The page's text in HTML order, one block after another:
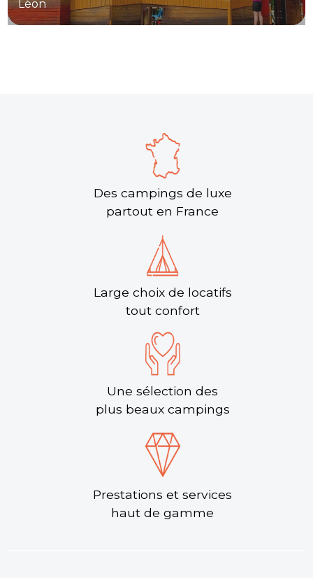
Léon
Des campings de luxe
partout en France
Large choix de locatifs
tout confort
Une sélection des
plus beaux campings
Prestations et services
haut de gamme